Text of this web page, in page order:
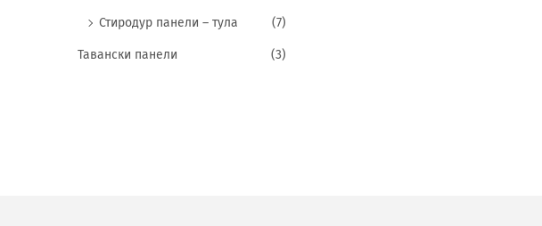
Стиродур панели – тула (7)
Тавански панели (3)